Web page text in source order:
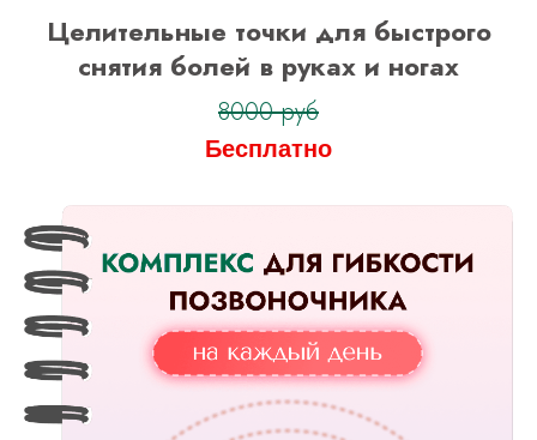
Целительные точки для быстрого
снятия болей в руках и ногах
8000 руб
Бесплатно